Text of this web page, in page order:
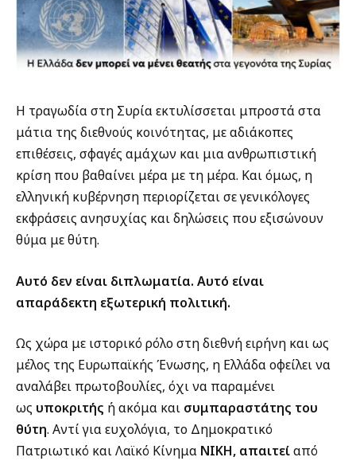
Η τραγωδία στη Συρία εκτυλίσσεται μπροστά στα
μάτια της διεθνούς κοινότητας, με αδιάκοπες
επιθέσεις, σφαγές αμάχων και μια ανθρωπιστική
κρίση που βαθαίνει μέρα με τη μέρα. Και όμως, η
ελληνική κυβέρνηση περιορίζεται σε γενικόλογες
εκφράσεις ανησυχίας και δηλώσεις που εξισώνουν
θύμα με θύτη.
Αυτό δεν είναι διπλωματία. Αυτό είναι
απαράδεκτη εξωτερική πολιτική.
Ως χώρα με ιστορικό ρόλο στη διεθνή ειρήνη και ως
μέλος της Ευρωπαϊκής Ένωσης, η Ελλάδα οφείλει να
αναλάβει πρωτοβουλίες, όχι να παραμένει
ως υποκριτής ή ακόμα και συμπαραστάτης του
θύτη. Αντί για ευχολόγια, το Δημοκρατικό
Πατριωτικό και Λαϊκό Κίνημα ΝΙΚΗ, απαιτείαπό